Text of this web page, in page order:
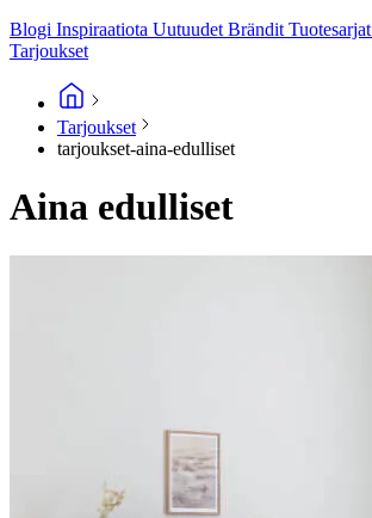
Blogi Inspiraatiota Uutuudet Brändit Tuotesarjat
Tarjoukset
Tarjoukset
tarjoukset-aina-edulliset
Aina edulliset